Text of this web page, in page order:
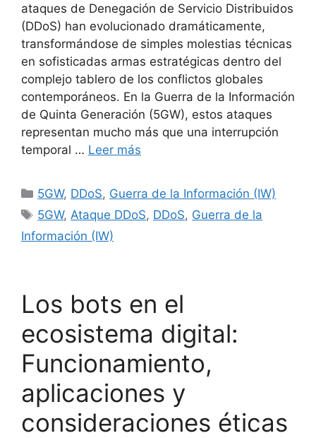
ataques de Denegación de Servicio Distribuidos
(DDoS) han evolucionado dramáticamente,
transformándose de simples molestias técnicas
en sofisticadas armas estratégicas dentro del
complejo tablero de los conflictos globales
contemporáneos. En la Guerra de la Información
de Quinta Generación (5GW), estos ataques
representan mucho más que una interrupción
temporal … Leer más
Categorías
5GW, DDoS, Guerra de la Información (IW)
Etiquetas
5GW, Ataque DDoS, DDoS, Guerra de la
Información (IW)
Los bots en el
ecosistema digital:
Funcionamiento,
aplicaciones y
consideraciones éticas